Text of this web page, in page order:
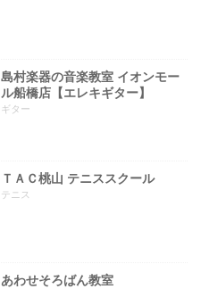
島村楽器の音楽教室 イオンモー
ル船橋店【エレキギター】
ギター
ＴＡＣ桃山 テニススクール
テニス
あわせそろばん教室